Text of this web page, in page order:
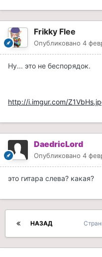
Frikky Flee
Опубликовано 4
Ну... это не беспорядок.
http://i.imgur.com/
DaedricLord
Опубликовано 4
это гитара слева? какая?
НАЗАД